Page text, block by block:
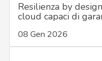
Resilienza by
cloud capaci di
08 Gen 2026